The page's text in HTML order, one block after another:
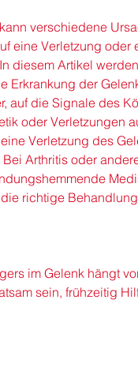
verschiedene
eine Verletzung oder
diesem Artikel
Erkrankung der
auf die Signale des
oder Verletzungen
Verletzung des
Arthritis oder
richtige
im Gelenk hängt
sein, frühzeitig